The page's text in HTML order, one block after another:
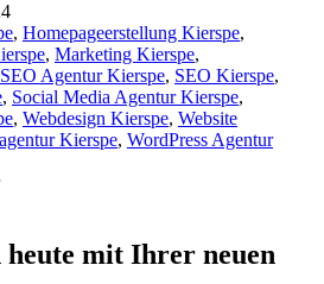
, Homepageerstellung Kierspe,
, Marketing Kierspe,
SEO Agentur Kierspe, SEO Kierspe,
, Social Media Agentur Kierspe,
, Webdesign Kierspe, Website
Kierspe, WordPress Agentur
heute mit Ihrer neuen